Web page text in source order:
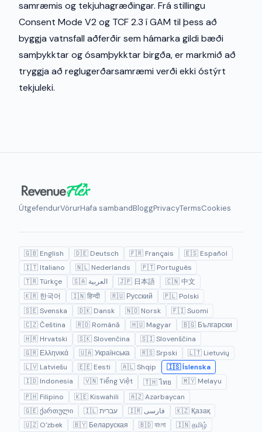
samræmis og tekjuhagræðingar. Frá stillingu
Consent Mode V2 og TCF 2.3 í GAM til þess að
byggja vatnsfall aðferðir sem hámarka gildi bæði
samþykktar og ósamþykktar birgða, er markmið að
tryggja að reglugerðarsamræmi verði ekki óstýrt
tekjuleki.
ÚtgefendurVörurHafa sambandBloggPrivacyTermsCookies
🇬🇧 English 🇩🇪 Deutsch 🇫🇷 Français
🇪🇸 Español
🇮🇹 Italiano
🇳🇱 Nederlands
🇵🇹 Português
🇹🇷 Türkçe
🇸🇦 العربية 🇯🇵 日本語
🇨🇳 中文
🇰🇷 한국어
🇮🇳 हिन्दी 🇷🇺 Русский
🇵🇱 Polski
🇸🇪 Svenska
🇩🇰 Dansk 🇳🇴 Norsk
🇫🇮 Suomi
🇨🇿 Čeština
🇷🇴 Română 🇭🇺 Magyar
🇧🇬 Български
🇭🇷 Hrvatski
🇸🇰 Slovenčina
🇸🇮 Slovenščina
🇬🇷 Ελληνικά
🇺🇦 Українська 🇷🇸 Srpski
🇱🇹 Lietuvių
🇱🇻 Latviešu
🇪🇪 Eesti 🇦🇱 Shqip
🇮🇸 Íslenska
🇮🇩 Indonesia
🇻🇳 Tiếng Việt 🇹🇭 ไทย
🇲🇾 Melayu
🇵🇭 Filipino
🇰🇪 Kiswahili
🇦🇿 Azərbaycan
🇬🇪 ქართული
🇮🇱 עברית 🇮🇷 فارسی
🇰🇿 Қазақ
🇺🇿 O'zbek
🇧🇾 Беларуская 🇧🇩 বাংলা 🇮🇳 தமிழ்